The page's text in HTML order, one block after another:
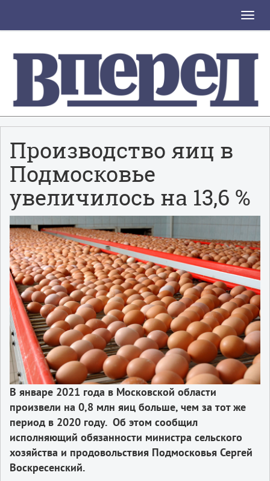
Toggle
Производство яиц в
Подмосковье
увеличилось на 13,6 %
В январе 2021 года в Московской области
произвели на 0,8 млн яиц больше, чем за тот же
период в 2020 году. Об этом сообщил
исполняющий обязанности министра сельского
хозяйства и продовольствия Подмосковья Сергей
Воскресенский.